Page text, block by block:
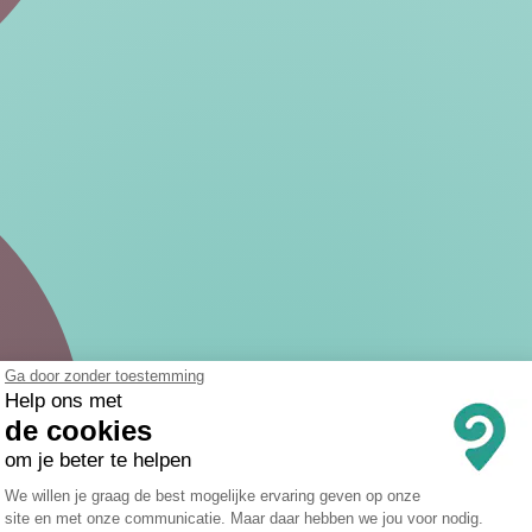
Ga door zonder toestemming
Help ons met
de cookies
om je beter te helpen
Toestemmingsbeheerplatform:
We willen je graag de best mogelijke ervaring geven op onze
site en met onze communicatie. Maar daar hebben we jou voor nodig.